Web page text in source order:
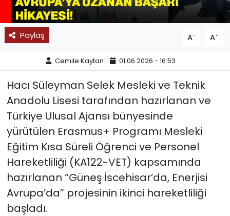
Paylaş A- A+
Cemile Kaytan 01.06.2026 - 16:53
Hacı Süleyman Selek Mesleki ve Teknik
Anadolu Lisesi tarafından hazırlanan ve
Türkiye Ulusal Ajansı bünyesinde
yürütülen Erasmus+ Programı Mesleki
Eğitim Kısa Süreli Öğrenci ve Personel
Hareketliliği (KA122-VET) kapsamında
hazırlanan “Güneş İscehisar’da, Enerjisi
Avrupa’da” projesinin ikinci hareketliliği
başladı.